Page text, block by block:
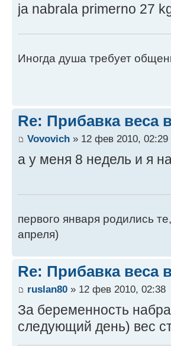
ja nabrala primerno 27
Иногда душа требует
Re: Прибавка веса
Vovovich » 12 фев 2010, 02:29
а у меня 8 недель и я
первого января родились
апреля)
Re: Прибавка веса
ruslan80 » 12 фев 2010, 02:38
За беременность
следующий день) вес